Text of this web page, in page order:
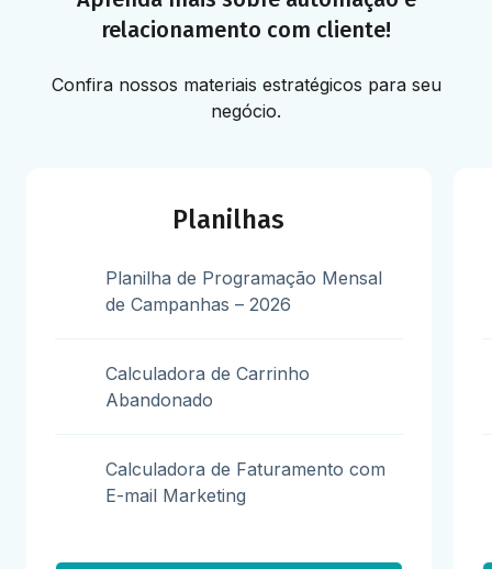
relacionamento com cliente!
Confira nossos materiais estratégicos para seu
negócio.
Planilhas
Planilha de Programação Mensal
de Campanhas – 2026
Calculadora de Carrinho
Abandonado
Calculadora de Faturamento com
E-mail Marketing